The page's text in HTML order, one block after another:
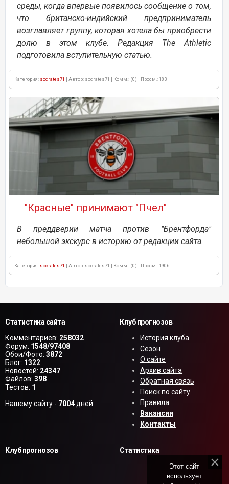
среды, когда впервые появилось сообщение о том,
что британско-индийский предприниматель
возглавляет группу, которая хотела бы приобрести
долю в этом клубе. Редакция The Athletic
подготовила вступительную статью.
Категория: socrates71 | Автор: socrates71 | Комм.: (0) | Просм.: 183
"Красные" принимают "Пчел"
В преддверии матча против "Брентфорда"
небольшой экскурс в историю от редакции сайта.
Категория: socrates71 | Автор: socrates71 | Комм.: (0) | Просм.: 1906
Статистика сайта
Комментариев: 258032
Форум: 1548/97408
Обои/Фото: 3872
Блог: 1322
Новостей: 24347
Файлов: 398
Тестов: 1
Нашему сайту - 7004 дней
Клуб прогнозов
История клуба
Сезон
О сайте
Архив сайта
Обратная связь
Поиск по сайту
Правила
Вакансии
Контакты
Клуб прогнозов Статистика
Этот сайт
использует